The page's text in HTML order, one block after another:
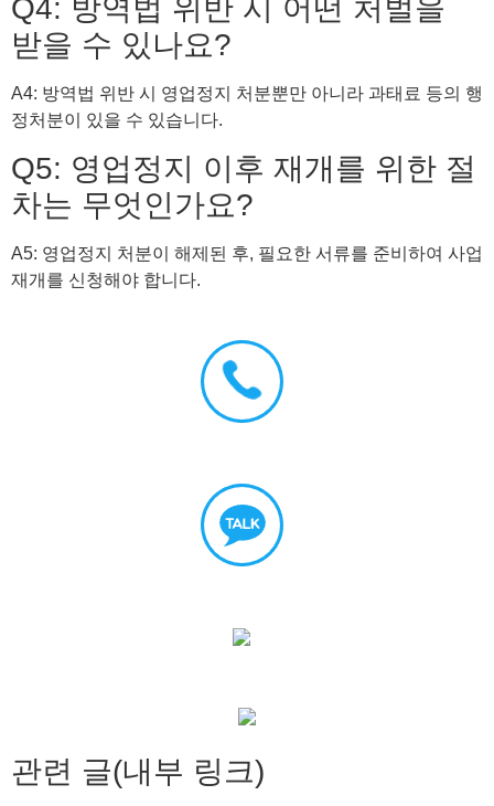
Q4: 방역법 위반 시 어떤 처벌을
받을 수 있나요?
A4: 방역법 위반 시 영업정지 처분뿐만 아니라 과태료 등의 행
정처분이 있을 수 있습니다.
Q5: 영업정지 이후 재개를 위한 절
차는 무엇인가요?
A5: 영업정지 처분이 해제된 후, 필요한 서류를 준비하여 사업
재개를 신청해야 합니다.
관련 글(내부 링크)